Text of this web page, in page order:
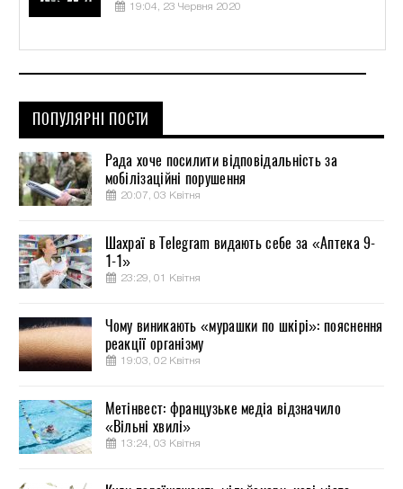
19:04, 23 Червня 2020
ПОПУЛЯРНІ ПОСТИ
Рада хоче посилити відповідальність за
мобілізаційні порушення
20:07, 03 Квітня
Шахраї в Telegram видають себе за «Аптека 9-
1-1»
23:29, 01 Квітня
Чому виникають «мурашки по шкірі»: пояснення
реакції організму
19:03, 02 Квітня
Метінвест: французьке медіа відзначило
«Вільні хвилі»
13:24, 03 Квітня